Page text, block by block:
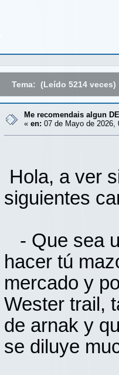
Tema: (Leído 5214 veces)
Me recomendais algun
« en: 07 de Mayo de 2026,
Hola, a ver
siguientes
- Que sea
hacer tú
mercado y
Wester trail,
de arnak y
se diluye